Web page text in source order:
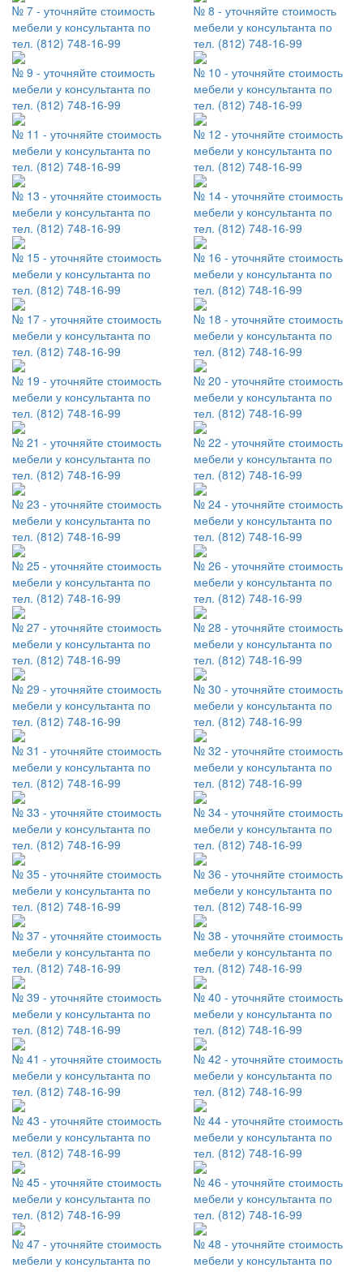
№ 7 - уточняйте стоимость
мебели у консультанта по
тел. (812) 748-16-99
№ 8 - уточняйте стоимость
мебели у консультанта по
тел. (812) 748-16-99
№ 9 - уточняйте стоимость
мебели у консультанта по
тел. (812) 748-16-99
№ 10 - уточняйте стоимость
мебели у консультанта по
тел. (812) 748-16-99
№ 11 - уточняйте стоимость
мебели у консультанта по
тел. (812) 748-16-99
№ 12 - уточняйте стоимость
мебели у консультанта по
тел. (812) 748-16-99
№ 13 - уточняйте стоимость
мебели у консультанта по
тел. (812) 748-16-99
№ 14 - уточняйте стоимость
мебели у консультанта по
тел. (812) 748-16-99
№ 15 - уточняйте стоимость
мебели у консультанта по
тел. (812) 748-16-99
№ 16 - уточняйте стоимость
мебели у консультанта по
тел. (812) 748-16-99
№ 17 - уточняйте стоимость
мебели у консультанта по
тел. (812) 748-16-99
№ 18 - уточняйте стоимость
мебели у консультанта по
тел. (812) 748-16-99
№ 19 - уточняйте стоимость
мебели у консультанта по
тел. (812) 748-16-99
№ 20 - уточняйте стоимость
мебели у консультанта по
тел. (812) 748-16-99
№ 21 - уточняйте стоимость
мебели у консультанта по
тел. (812) 748-16-99
№ 22 - уточняйте стоимость
мебели у консультанта по
тел. (812) 748-16-99
№ 23 - уточняйте стоимость
мебели у консультанта по
тел. (812) 748-16-99
№ 24 - уточняйте стоимость
мебели у консультанта по
тел. (812) 748-16-99
№ 25 - уточняйте стоимость
мебели у консультанта по
тел. (812) 748-16-99
№ 26 - уточняйте стоимость
мебели у консультанта по
тел. (812) 748-16-99
№ 27 - уточняйте стоимость
мебели у консультанта по
тел. (812) 748-16-99
№ 28 - уточняйте стоимость
мебели у консультанта по
тел. (812) 748-16-99
№ 29 - уточняйте стоимость
мебели у консультанта по
тел. (812) 748-16-99
№ 30 - уточняйте стоимость
мебели у консультанта по
тел. (812) 748-16-99
№ 31 - уточняйте стоимость
мебели у консультанта по
тел. (812) 748-16-99
№ 32 - уточняйте стоимость
мебели у консультанта по
тел. (812) 748-16-99
№ 33 - уточняйте стоимость
мебели у консультанта по
тел. (812) 748-16-99
№ 34 - уточняйте стоимость
мебели у консультанта по
тел. (812) 748-16-99
№ 35 - уточняйте стоимость
мебели у консультанта по
тел. (812) 748-16-99
№ 36 - уточняйте стоимость
мебели у консультанта по
тел. (812) 748-16-99
№ 37 - уточняйте стоимость
мебели у консультанта по
тел. (812) 748-16-99
№ 38 - уточняйте стоимость
мебели у консультанта по
тел. (812) 748-16-99
№ 39 - уточняйте стоимость
мебели у консультанта по
тел. (812) 748-16-99
№ 40 - уточняйте стоимость
мебели у консультанта по
тел. (812) 748-16-99
№ 41 - уточняйте стоимость
мебели у консультанта по
тел. (812) 748-16-99
№ 42 - уточняйте стоимость
мебели у консультанта по
тел. (812) 748-16-99
№ 43 - уточняйте стоимость
мебели у консультанта по
тел. (812) 748-16-99
№ 44 - уточняйте стоимость
мебели у консультанта по
тел. (812) 748-16-99
№ 45 - уточняйте стоимость
мебели у консультанта по
тел. (812) 748-16-99
№ 46 - уточняйте стоимость
мебели у консультанта по
тел. (812) 748-16-99
№ 47 - уточняйте стоимость
мебели у консультанта по
№ 48 - уточняйте стоимость
мебели у консультанта по